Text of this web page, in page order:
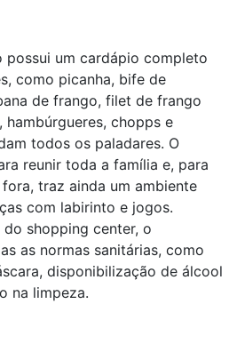
possui um cardápio completo
como picanha, bife de
de frango, filet de frango
chopps e
todos os paladares. O
reunir toda a família e, para
traz ainda um ambiente
com labirinto e jogos.
shopping center, o
as normas sanitárias, como
disponibilização de álcool
na limpeza.